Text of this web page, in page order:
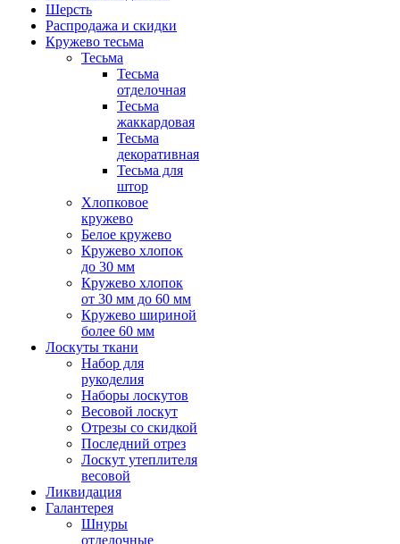
Шерсть
Распродажа и скидки
Кружево тесьма
Тесьма
Тесьма
отделочная
Тесьма
жаккардовая
Тесьма
декоративная
Тесьма для
штор
Хлопковое
кружево
Белое кружево
Кружево хлопок
до 30 мм
Кружево хлопок
от 30 мм до 60 мм
Кружево шириной
более 60 мм
Лоскуты ткани
Набор для
рукоделия
Наборы лоскутов
Весовой лоскут
Отрезы со скидкой
Последний отрез
Лоскут утеплителя
весовой
Ликвидация
Галантерея
Шнуры
отделочные